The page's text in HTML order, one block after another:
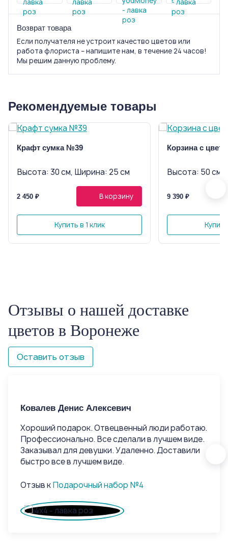
Возврат товара
Если получателя не устроит качество цветов или
работа флориста – напишите нам, в течение 24 часов!
Мы решим данную проблему.
Рекомендуемые товары
Крафт сумка №39
Высота: 30 см, Ширина: 25 см
2 450 ₽ В корзину
Купить в 1 клик
Корзина с
Высота: 50 см,
9 390 ₽
Отзывы о нашей доставке
цветов в Воронеже
Оставить отзыв
Ковалев Денис Алексевич
Хороший подарок. Отвецвенный люди работаю.
Профессионально. Все сделали в лучшем виде.
Заказывал для девушки. Удаленно. Доставили
быстро все в лучшем виде.
Отзыв кПодарочный набор №4